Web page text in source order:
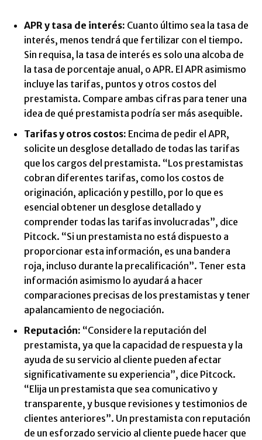
APR y tasa de interés: Cuanto último sea la tasa de
interés, menos tendrá que fertilizar con el tiempo.
Sin requisa, la tasa de interés es solo una alcoba de
la tasa de porcentaje anual, o APR. El APR asimismo
incluye las tarifas, puntos y otros costos del
prestamista. Compare ambas cifras para tener una
idea de qué prestamista podría ser más asequible.
Tarifas y otros costos: Encima de pedir el APR,
solicite un desglose detallado de todas las tarifas
que los cargos del prestamista. “Los prestamistas
cobran diferentes tarifas, como los costos de
originación, aplicación y pestillo, por lo que es
esencial obtener un desglose detallado y
comprender todas las tarifas involucradas”, dice
Pitcock. “Si un prestamista no está dispuesto a
proporcionar esta información, es una bandera
roja, incluso durante la precalificación”. Tener esta
información asimismo lo ayudará a hacer
comparaciones precisas de los prestamistas y tener
apalancamiento de negociación.
Reputación: “Considere la reputación del
prestamista, ya que la capacidad de respuesta y la
ayuda de su servicio al cliente pueden afectar
significativamente su experiencia”, dice Pitcock.
“Elija un prestamista que sea comunicativo y
transparente, y busque revisiones y testimonios de
clientes anteriores”. Un prestamista con reputación
de un esforzado servicio al cliente puede hacer que